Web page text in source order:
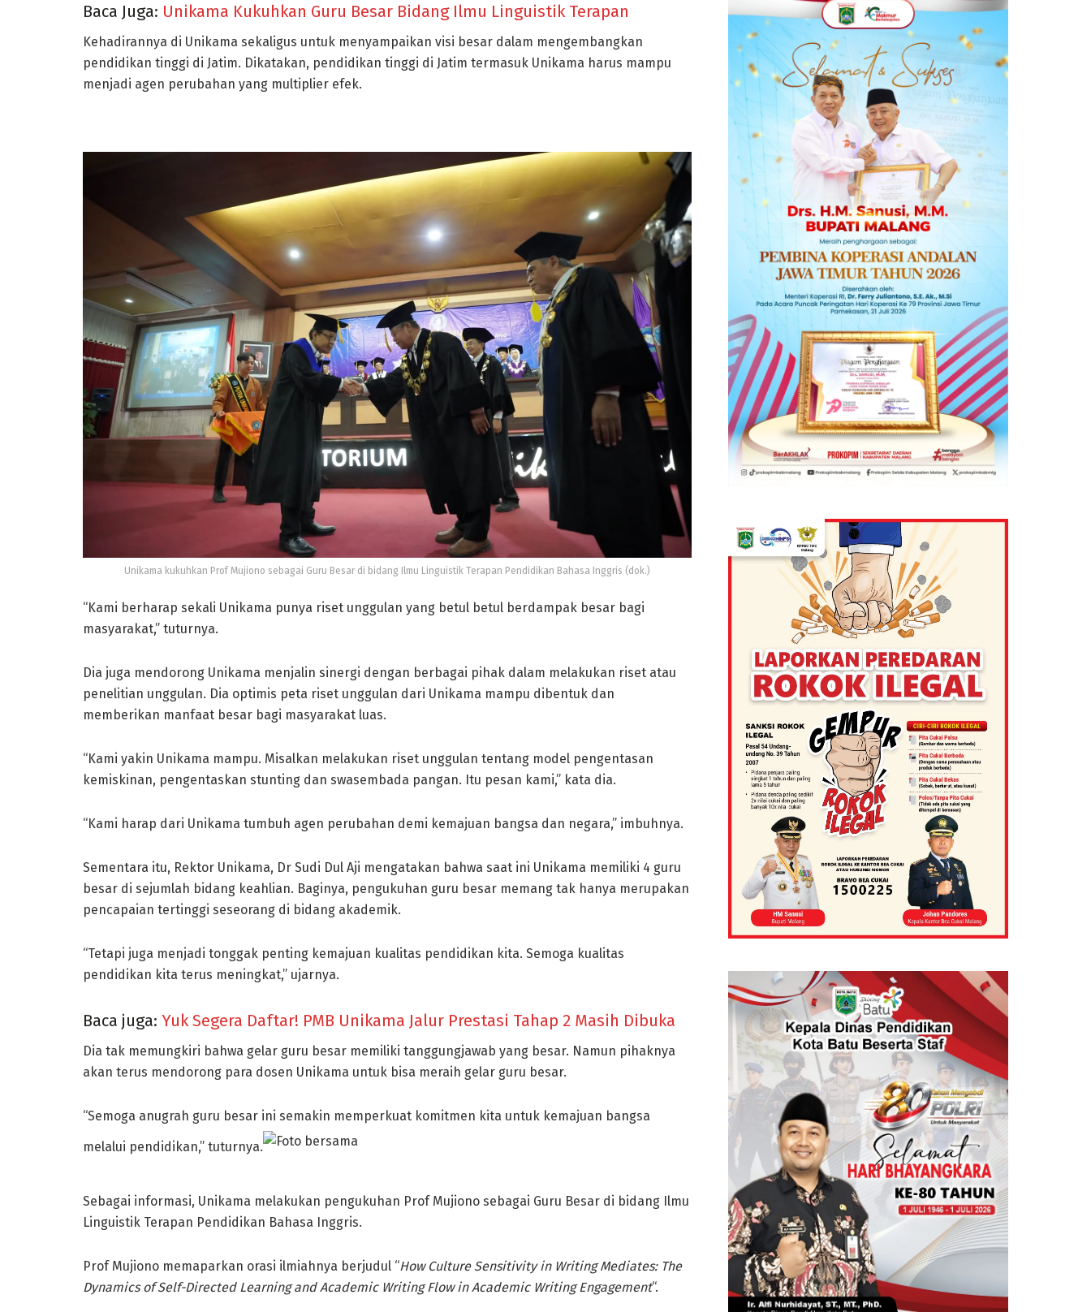
Baca Juga: Unikama Kukuhkan Guru Besar Bidang Ilmu Linguistik Terapan
Kehadirannya di Unikama sekaligus untuk menyampaikan visi besar dalam mengembangkan
pendidikan tinggi di Jatim. Dikatakan, pendidikan tinggi di Jatim termasuk Unikama harus mampu
menjadi agen perubahan yang multiplier efek.
Unikama kukuhkan Prof Mujiono sebagai Guru Besar di bidang Ilmu Linguistik Terapan Pendidikan Bahasa Inggris (dok.)
“Kami berharap sekali Unikama punya riset unggulan yang betul betul berdampak besar bagi
masyarakat,” tuturnya.
Dia juga mendorong Unikama menjalin sinergi dengan berbagai pihak dalam melakukan riset atau
penelitian unggulan. Dia optimis peta riset unggulan dari Unikama mampu dibentuk dan
memberikan manfaat besar bagi masyarakat luas.
“Kami yakin Unikama mampu. Misalkan melakukan riset unggulan tentang model pengentasan
kemiskinan, pengentaskan stunting dan swasembada pangan. Itu pesan kami,” kata dia.
“Kami harap dari Unikama tumbuh agen perubahan demi kemajuan bangsa dan negara,” imbuhnya.
Sementara itu, Rektor Unikama, Dr Sudi Dul Aji mengatakan bahwa saat ini Unikama memiliki 4 guru
besar di sejumlah bidang keahlian. Baginya, pengukuhan guru besar memang tak hanya merupakan
pencapaian tertinggi seseorang di bidang akademik.
“Tetapi juga menjadi tonggak penting kemajuan kualitas pendidikan kita. Semoga kualitas
pendidikan kita terus meningkat,” ujarnya.
Baca juga: Yuk Segera Daftar! PMB Unikama Jalur Prestasi Tahap 2 Masih Dibuka
Dia tak memungkiri bahwa gelar guru besar memiliki tanggungjawab yang besar. Namun pihaknya
akan terus mendorong para dosen Unikama untuk bisa meraih gelar guru besar.
“Semoga anugrah guru besar ini semakin memperkuat komitmen kita untuk kemajuan bangsa
melalui pendidikan,” tuturnya.
Sebagai informasi, Unikama melakukan pengukuhan Prof Mujiono sebagai Guru Besar di bidang Ilmu
Linguistik Terapan Pendidikan Bahasa Inggris.
Prof Mujiono memaparkan orasi ilmiahnya berjudul “How Culture Sensitivity in Writing Mediates: The
Dynamics of Self-Directed Learning and Academic Writing Flow in Academic Writing Engagement“.